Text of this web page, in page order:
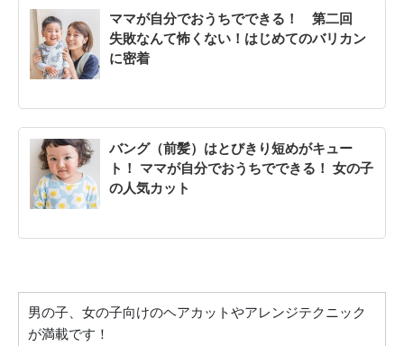
ママが自分でおうちでできる！ 第二回
失敗なんて怖くない！はじめてのバリカン
に密着
バング（前髪）はとびきり短めがキュー
ト！ ママが自分でおうちでできる！ 女の子
の人気カット
男の子、女の子向けのヘアカットやアレンジテクニック
が満載です！